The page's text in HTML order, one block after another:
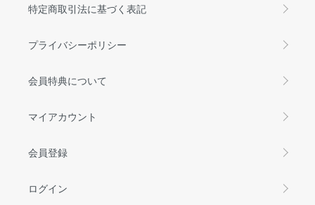
特定商取引法に基づく表記
プライバシーポリシー
会員特典について
マイアカウント
会員登録
ログイン